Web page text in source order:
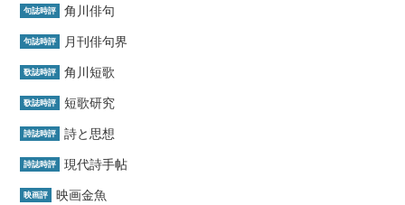
句誌時評 角川俳句
句誌時評 月刊俳句界
歌誌時評 角川短歌
歌誌時評 短歌研究
詩誌時評 詩と思想
詩誌時評 現代詩手帖
映画評 映画金魚